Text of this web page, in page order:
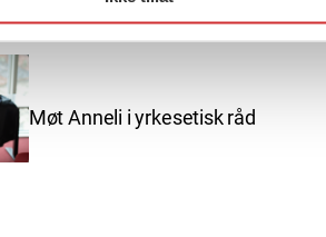
Møt Anneli i yrkesetisk råd